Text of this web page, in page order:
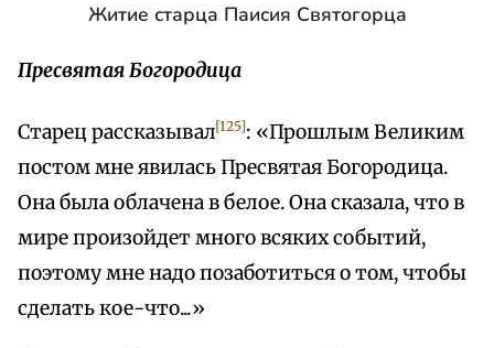
Житие старца Паисия Святогорца
Пресвятая Богородица
Старец рассказывал[125]: «Прошлым Великим
постом мне явилась Пресвятая Богородица.
Она была облачена в белое. Она сказала, что в
мире произойдет много всяких событий,
поэтому мне надо позаботиться о том, чтобы
сделать кое-что...»